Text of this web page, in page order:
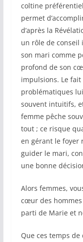
coltine
permet
d’après la
un rôle de conseil
son mari comme
profond de son
impulsions. Le fait
problématiques
souvent intuitifs,
femme pêche
tout ; ce risque
en gérant le foyer
guider le mari,
une bonne
Alors femmes,
cœur des hommes
parti de Marie et
Que ces temps